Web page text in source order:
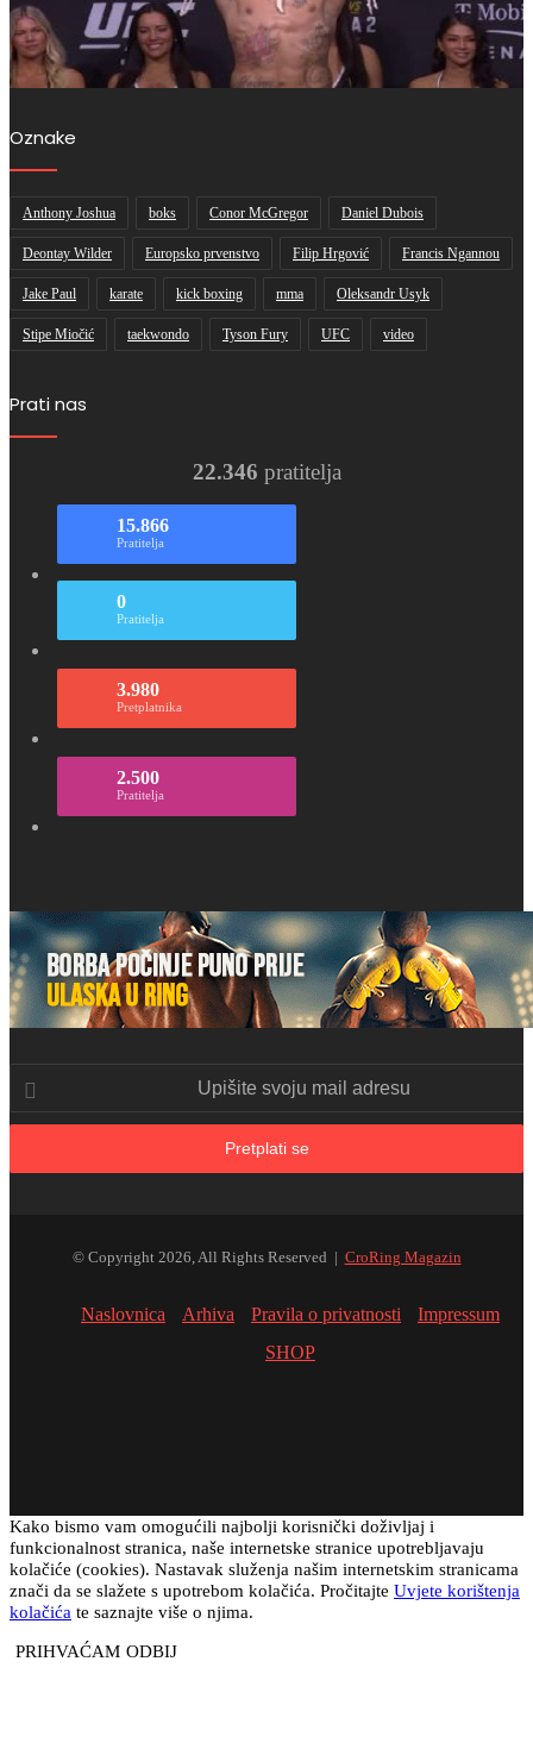
Oznake
Anthony Joshua boks Conor McGregor Daniel Dubois
Deontay Wilder Europsko prvenstvo Filip Hrgović Francis Ngannou
Jake Paul karate kick boxing mma Oleksandr Usyk
Stipe Miočić taekwondo Tyson Fury UFC video
Prati nas
22.346 pratitelja
15.866
Pratitelja
0
Pratitelja
3.980
Pretplatnika
2.500
Pratitelja
svoju
© Copyright 2026, All Rights Reserved | CroRing Magazin
Naslovnica Arhiva Pravila o privatnosti
Impressum
SHOP
Kako bismo vam omogućili najbolji korisnički doživljaj i
funkcionalnost stranica, naše internetske stranice upotrebljavaju
kolačiće (cookies). Nastavak služenja našim internetskim stranicama
znači da se slažete s upotrebom kolačića. Pročitajte Uvjete korištenja
kolačića te saznajte više o njima.
PRIHVAĆAM ODBIJ